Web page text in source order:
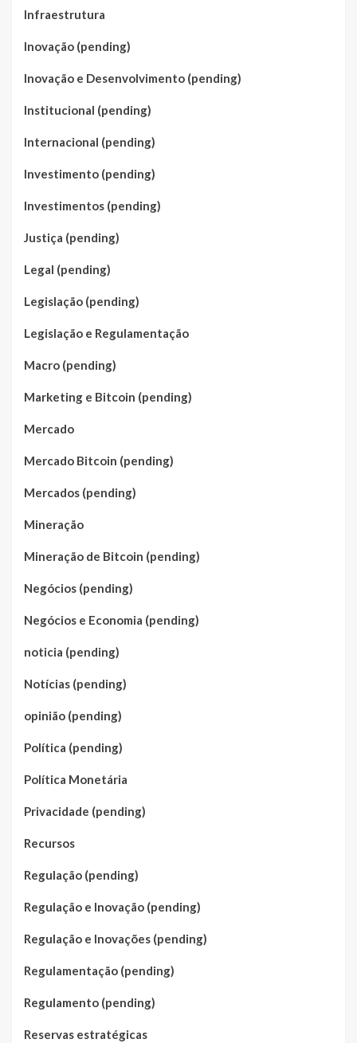
Infraestrutura
Inovação (pending)
Inovação e Desenvolvimento (pending)
Institucional (pending)
Internacional (pending)
Investimento (pending)
Investimentos (pending)
Justiça (pending)
Legal (pending)
Legislação (pending)
Legislação e Regulamentação
Macro (pending)
Marketing e Bitcoin (pending)
Mercado
Mercado Bitcoin (pending)
Mercados (pending)
Mineração
Mineração de Bitcoin (pending)
Negócios (pending)
Negócios e Economia (pending)
noticia (pending)
Notícias (pending)
opinião (pending)
Política (pending)
Política Monetária
Privacidade (pending)
Recursos
Regulação (pending)
Regulação e Inovação (pending)
Regulação e Inovações (pending)
Regulamentação (pending)
Regulamento (pending)
Reservas estratégicas